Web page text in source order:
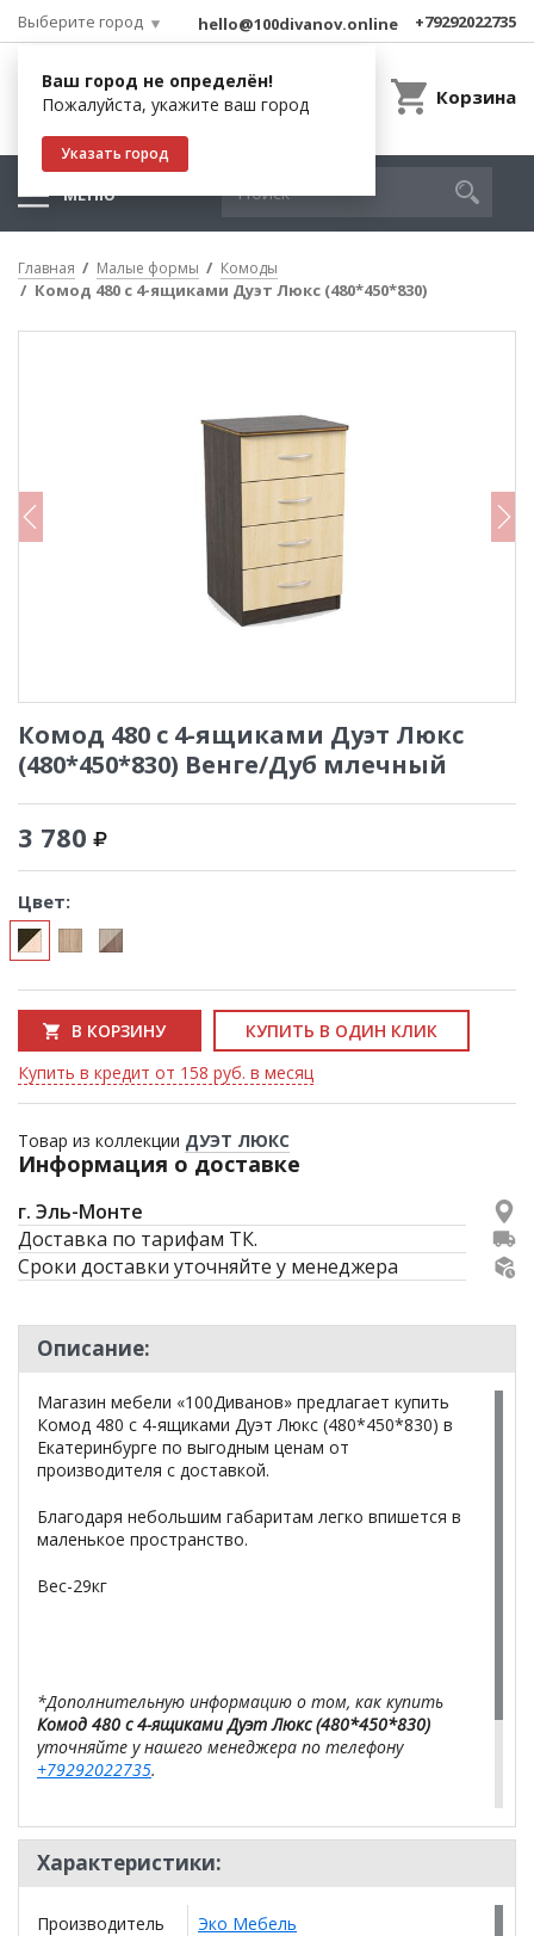
Выберите город
Ваш город не определён!
Пожалуйста, укажите ваш город
Указать город
hello@100divanov.online +79292022735
Корзина
МЕНЮ
Главная Малые формы Комоды
Комод 480 с 4-ящиками Дуэт Люкс (480*450*830)
Комод 480 с 4-ящиками Дуэт Люкс
(480*450*830) Венге/Дуб млечный
3 780
Цвет:
В КОРЗИНУ
КУПИТЬ В ОДИН КЛИК
Купить в кредит от 158 руб. в месяц
Товар из коллекции ДУЭТ ЛЮКС
Информация о доставке
г. Эль-Монте
Доставка по тарифам ТК.
Сроки доставки уточняйте у менеджера
Описание:
Магазин мебели «100Диванов» предлагает купить
Комод 480 с 4-ящиками Дуэт Люкс (480*450*830) в
Екатеринбурге по выгодным ценам от
производителя с доставкой.
Благодаря небольшим габаритам легко впишется в
маленькое пространство.
Вес-29кг
*Дополнительную информацию о том, как купить
Комод 480 с 4-ящиками Дуэт Люкс (480*450*830)
уточняйте у нашего менеджера по телефону
+79292022735.
действительны только для интернет-магазинаи
могут отличаться от цен в розничных магазинах-
салонах сети!
Характеристики:
Производитель
Эко Мебель